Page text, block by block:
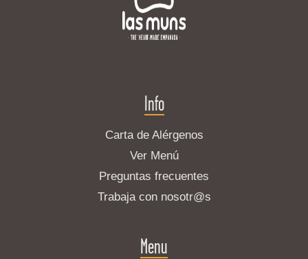
Info
Carta de Alérgenos
Ver Menú
Preguntas frecuentes
Trabaja con nosotr@s
Menu